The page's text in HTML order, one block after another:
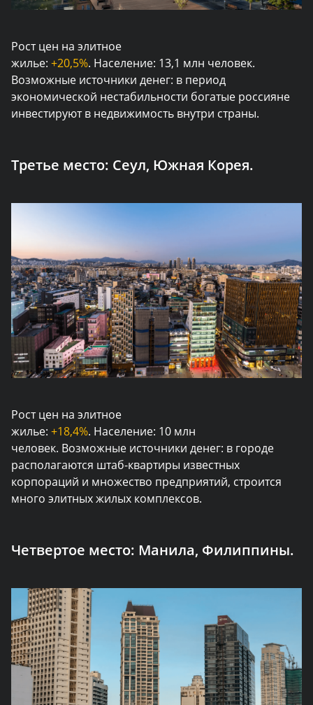
Рост цен на элитное
жилье: +20,5%. Население: 13,1 млн человек.
Возможные источники денег: в период
экономической нестабильности богатые россияне
инвестируют в недвижимость внутри страны.
Третье место: Сеул, Южная Корея.
Рост цен на элитное
жилье: +18,4%. Население: 10 млн
человек. Возможные источники денег: в городе
располагаются штаб-квартиры известных
корпораций и множество предприятий, строится
много элитных жилых комплексов.
Четвертое место: Манила, Филиппины.